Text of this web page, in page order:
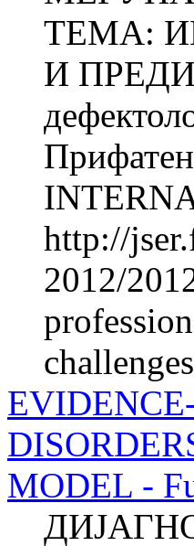
ТЕМА:
И
http://
2012/
MODEL -